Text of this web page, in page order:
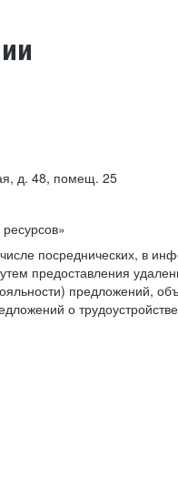
д. 48, помещ. 25
посреднических, в
предоставления
предложений,
о